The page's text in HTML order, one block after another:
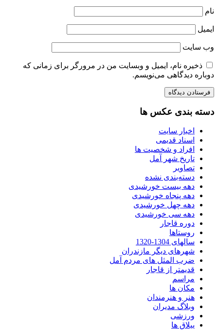
نام
ایمیل
وب‌ سایت
ذخیره نام، ایمیل و وبسایت من در مرورگر برای زمانی که
دوباره دیدگاهی می‌نویسم.
دسته بندی عکس ها
اخبار سایت
اسناد قدیمی
افراد و شخصیت ها
تاریخ شهر آمل
تصاویر
دسته‌بندی نشده
دهه بیست خورشیدی
دهه پنجاه خورشیدی
دهه چهل خورشیدی
دهه سی خورشیدی
دوره قاجار
روستاها
سالهای 1304-1320
شهرهای دیگر مازندران
ضرب المثل های مردم آمل
قدیمتر از قاجار
مراسم
مکان ها
هنر و هنرمندان
وبلاگ مدیران
ورزشی
ییلاق ها